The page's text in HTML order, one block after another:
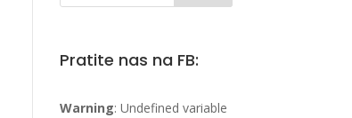
Pratite nas na FB:
Warning: Undefined variable